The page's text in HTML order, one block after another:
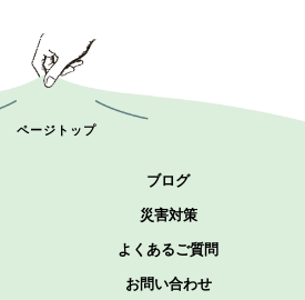
ページトップ
ブログ
災害対策
よくあるご質問
お問い合わせ